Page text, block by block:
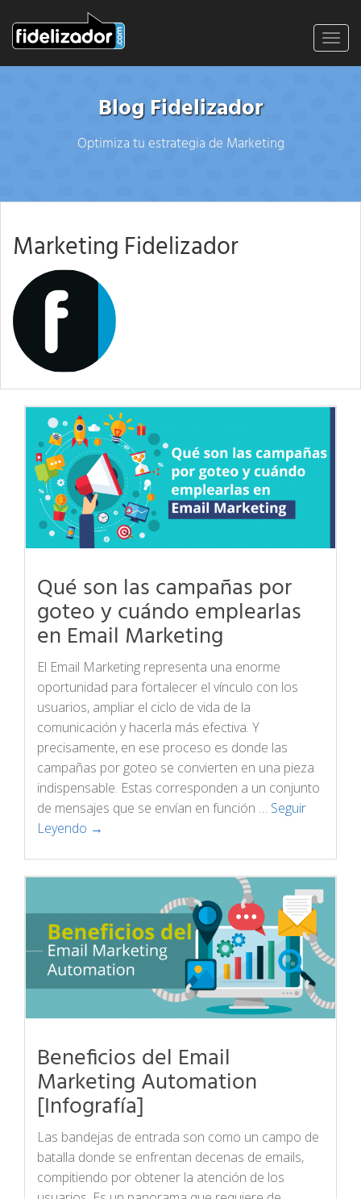
Blog Fidelizador
Optimiza tu estrategia de Marketing
Marketing Fidelizador
Qué son las campañas por
goteo y cuándo emplearlas
en Email Marketing
El Email Marketing representa una enorme
oportunidad para fortalecer el vínculo con los
usuarios, ampliar el ciclo de vida de la
comunicación y hacerla más efectiva. Y
precisamente, en ese proceso es donde las
campañas por goteo se convierten en una pieza
indispensable. Estas corresponden a un conjunto
de mensajes que se envían en función … Seguir
Leyendo →
Beneficios del Email
Marketing Automation
[Infografía]
Las bandejas de entrada son como un campo de
batalla donde se enfrentan decenas de emails,
compitiendo por obtener la atención de los